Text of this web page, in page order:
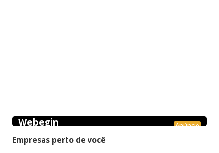
Anúncio
Webegin
Empresas perto de você